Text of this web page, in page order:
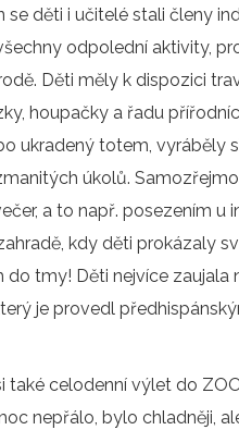
se děti i učitelé stali členy
odpolední aktivity,
Děti měly k dispozici
houpačky a řadu
ukradený totem, vyráběly
úkolů.
a to např. posezením u
kdy děti prokázaly
do tmy! Děti nejvíce
je provedl
také celodenní výlet do
nepřálo, bylo chladněji,